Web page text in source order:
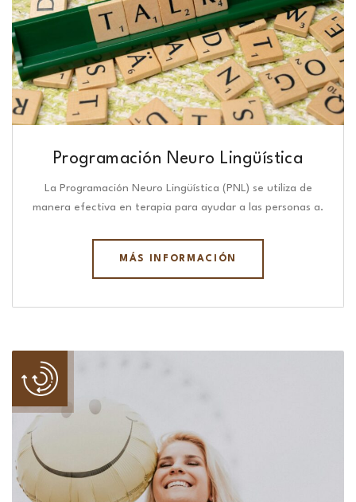
Programación Neuro Lingüística​
La Programación Neuro Lingüística (PNL) se utiliza de
manera efectiva en terapia para ayudar a las personas a.
MÁS INFORMACIÓN